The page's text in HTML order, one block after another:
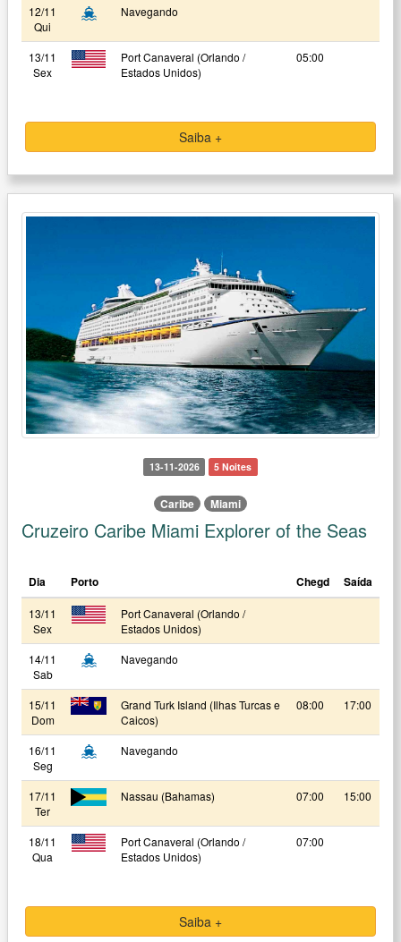
12/11
Qui
Navegando
13/11
Sex
Port Canaveral (Orlando /
Estados Unidos)
05:00
Saiba +
13-11-2026 5 Noites
Caribe Miami
Cruzeiro Caribe Miami Explorer of the Seas
Dia Porto Chegd Saída
13/11
Sex
Port Canaveral (Orlando /
Estados Unidos)
14/11
Sab
Navegando
15/11
Dom
Grand Turk Island (Ilhas Turcas e
Caicos)
08:00 17:00
16/11
Seg
Navegando
17/11
Ter
Nassau (Bahamas) 07:00 15:00
18/11
Qua
Port Canaveral (Orlando /
Estados Unidos)
07:00
Saiba +